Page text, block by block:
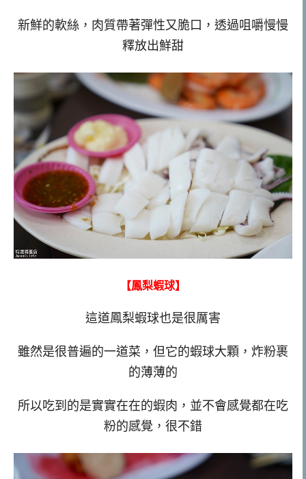
新鮮的軟絲，肉質帶著彈性又脆口，透過咀嚼慢慢
釋放出鮮甜
【鳳梨蝦球】
這道鳳梨蝦球也是很厲害
雖然是很普遍的一道菜，但它的蝦球大顆，炸粉裹
的薄薄的
所以吃到的是實實在在的蝦肉，並不會感覺都在吃
粉的感覺，很不錯